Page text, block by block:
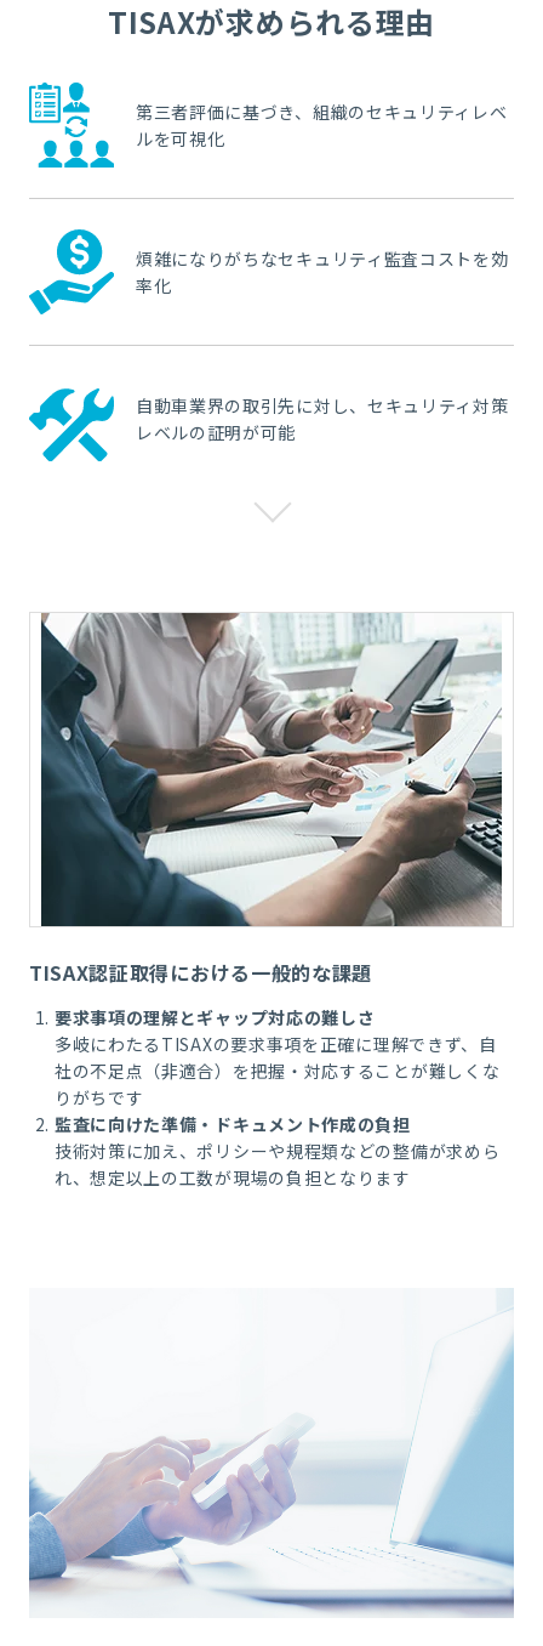
TISAXが求められる理由
第三者評価に基づき、組織のセキュリティレベ
ルを可視化
煩雑になりがちなセキュリティ監査コストを効
率化
自動車業界の取引先に対し、セキュリティ対策
レベルの証明が可能
TISAX認証取得における一般的な課題
要求事項の理解とギャップ対応の難しさ
多岐にわたるTISAXの要求事項を正確に理解できず、自
社の不足点（非適合）を把握・対応することが難しくな
りがちです
監査に向けた準備・ドキュメント作成の負担
技術対策に加え、ポリシーや規程類などの整備が求めら
れ、想定以上の工数が現場の負担となります